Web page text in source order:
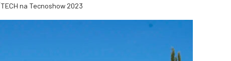
na Tecnoshow 2023